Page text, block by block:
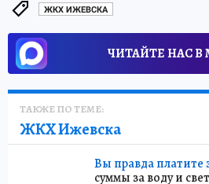
ЖКХ ИЖЕВСКА
ЧИТАЙТЕ НАС В
ТАКЖЕ ПО ТЕМЕ:
ЖКХ Ижевска
Вы правда платите
суммы за воду и